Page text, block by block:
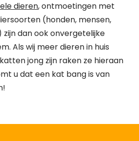
dieren, ontmoetingen met
(honden, mensen,
zijn dan ook onvergetelijke
Als wij meer dieren in huis
jong zijn raken ze hieraan
u dat een kat bang is van